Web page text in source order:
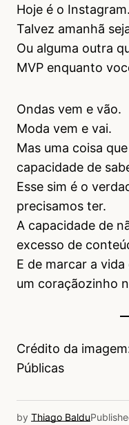
Hoje é o Instagram.
Talvez amanhã
Ou alguma outra
MVP enquanto
Ondas vem e vão.
Moda vem e vai.
Mas uma coisa
capacidade de
Esse sim é o
precisamos ter.
A capacidade de
excesso de
E de marcar a
um coraçãozinho
Crédito da
Públicas
by Thiago Baldu